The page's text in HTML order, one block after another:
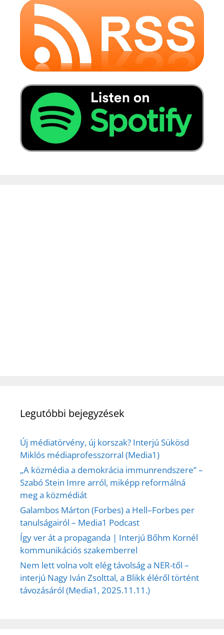
Legutóbbi bejegyzések
Új médiatörvény, új korszak? Interjú Sükösd
Miklós médiaprofesszorral (Media1)
„A közmédia a demokrácia immunrendszere” –
Szabó Stein Imre arról, miképp reformálná
meg a közmédiát
Galambos Márton (Forbes) a Hell–Forbes per
tanulságairól – Media1 Podcast
Így ver át a propaganda | Interjú Bőhm Kornél
kommunikációs szakemberrel
Nem lett volna volt elég távolság a NER-től –
interjú Nagy Iván Zsolttal, a Blikk éléről történt
távozásáról (Media1, 2025.11.11.)